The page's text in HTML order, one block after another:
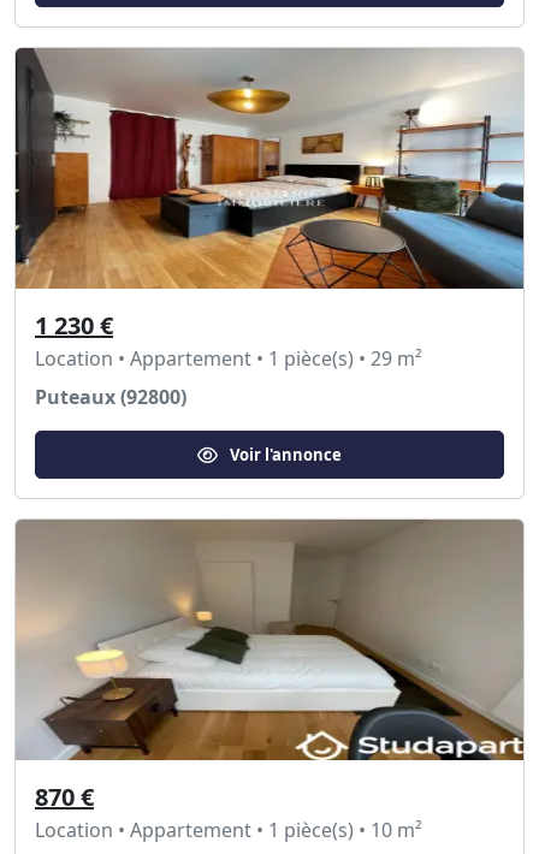
1 230 €
Location • Appartement • 1 pièce(s) • 29 m²
Puteaux (92800)
Voir l'annonce
870 €
Location • Appartement • 1 pièce(s) • 10 m²